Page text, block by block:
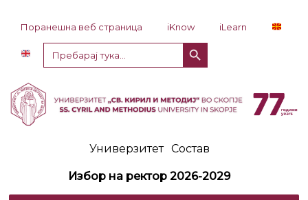
Поранешна веб страница iKnow
iLearn
Пребарај
за:
Копче за пребарување
Универзитет Состав
Избор на ректор 2026-2029